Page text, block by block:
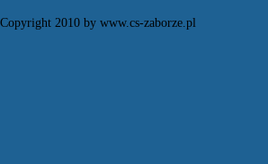
Copyright 2010 by www.cs-zaborze.pl